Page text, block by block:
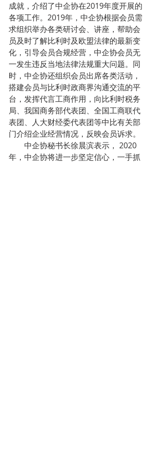
成就，介绍了中企协在2019年度开展的
各项工作。2019年，中企协根据会员需
求组织举办各类研讨会、讲座，帮助会
员及时了解比利时及欧盟法律的最新变
化，引导会员合规经营，中企协会员无
一发生违反当地法律法规重大问题。同
时，中企协还组织会员出席各类活动，
搭建会员与比利时政商界沟通交流的平
台，发挥代言工商作用，向比利时税务
局、我国商务部代表团、全国工商联代
表团、人大财经委代表团等中比有关部
门介绍企业经营情况，反映会员诉求。
年，中企协将进一步坚定信心，一手抓